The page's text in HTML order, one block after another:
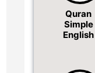
Quran
Simple
English